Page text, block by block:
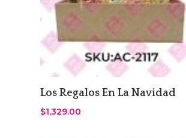
Los Regalos En La Navidad
$1,329.00